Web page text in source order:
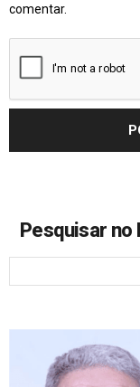
comentar.
Pesquisar no